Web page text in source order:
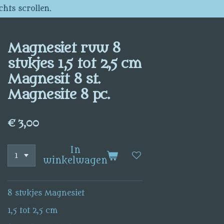
scrollen.
Magnesiet ruw 8
stukjes 1,5 tot 2,5 cm
Magnesit 8 st.
Magnesite 8 pc.
€ 3,00
In
winkelwagen
8 stukjes Magnesiet
1,5 tot 2,5 cm